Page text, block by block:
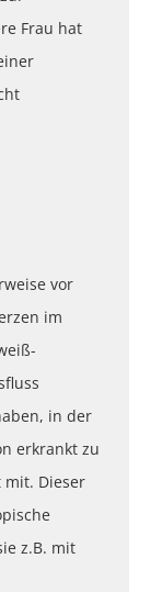
Frau hat
vor
im
in der
erkrankt zu
mit. Dieser
z.B. mit